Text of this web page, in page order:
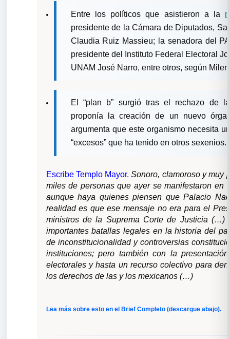
Entre los políticos que asistieron a la
presidente de la Cámara de Diputados,
Claudia Ruiz Massieu; la senadora del
presidente del Instituto Federal Electoral
UNAM José Narro, entre otros, según
El “plan b” surgió tras el rechazo de
proponía la creación de un nuevo
argumenta que este organismo necesita
“excesos” que ha tenido en otros sexenios.
Escribe Templo Mayor. Sonoro, clamoroso y muy
miles de personas que ayer se manifestaron en
aunque haya quienes piensen que Palacio
realidad es que ese mensaje no era para el
ministros de la Suprema Corte de Justicia
importantes batallas legales en la historia del
de inconstitucionalidad y controversias
instituciones; pero también con la
electorales y hasta un recurso colectivo para
los derechos de las y los mexicanos (…)
Lea más sobre esto en el Brief Completo (descargue abajo).